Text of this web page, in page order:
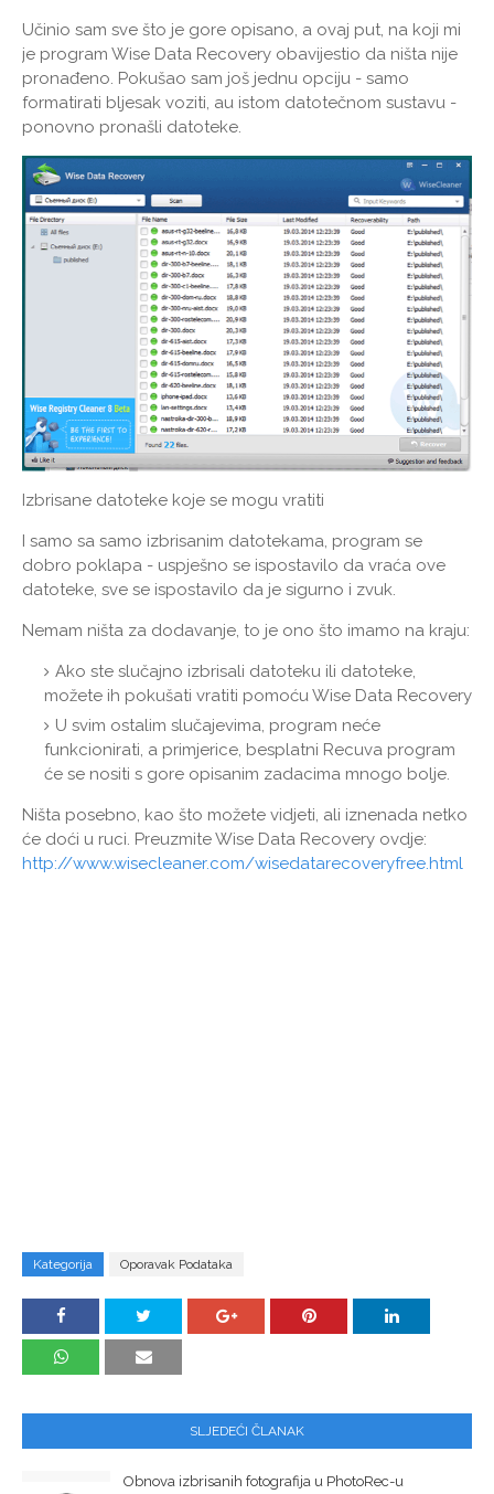
Učinio sam sve što je gore opisano, a ovaj put, na koji mi
je program Wise Data Recovery obavijestio da ništa nije
pronađeno. Pokušao sam još jednu opciju - samo
formatirati bljesak voziti, au istom datotečnom sustavu -
ponovno pronašli datoteke.
Izbrisane datoteke koje se mogu vratiti
I samo sa samo izbrisanim datotekama, program se
dobro poklapa - uspješno se ispostavilo da vraća ove
datoteke, sve se ispostavilo da je sigurno i zvuk.
Nemam ništa za dodavanje, to je ono što imamo na kraju:
Ako ste slučajno izbrisali datoteku ili datoteke,
možete ih pokušati vratiti pomoću Wise Data Recovery
U svim ostalim slučajevima, program neće
funkcionirati, a primjerice, besplatni Recuva program
će se nositi s gore opisanim zadacima mnogo bolje.
Ništa posebno, kao što možete vidjeti, ali iznenada netko
će doći u ruci. Preuzmite Wise Data Recovery ovdje:
http://www.wisecleaner.com/wisedatarecoveryfree.html
Kategorija Oporavak Podataka
SLJEDEĆI ČLANAK
Obnova izbrisanih fotografija u PhotoRec-u